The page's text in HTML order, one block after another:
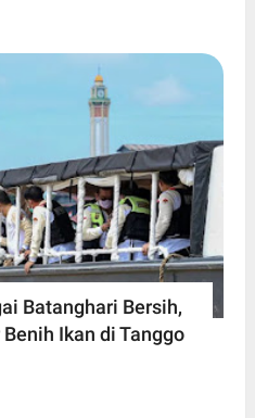
Batanghari Bersih,
Ikan di Tanggo